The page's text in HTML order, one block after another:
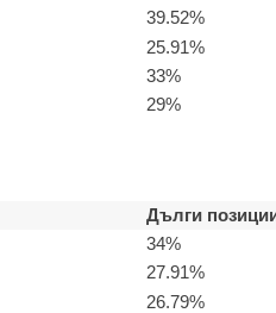
39.52%
25.91%
33%
29%
Дълги
34%
27.91%
26.79%